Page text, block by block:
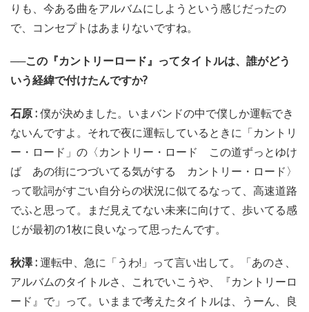
りも、今ある曲をアルバムにしようという感じだったの
で、コンセプトはあまりないですね。
──この『カントリーロード』ってタイトルは、誰がどう
いう経緯で付けたんですか?
石原 :僕が決めました。いまバンドの中で僕しか運転でき
ないんですよ。それで夜に運転しているときに「カントリ
ー・ロード」の〈カントリー・ロード この道ずっとゆけ
ば あの街につづいてる気がする カントリー・ロード〉
って歌詞がすごい自分らの状況に似てるなって、高速道路
でふと思って。まだ見えてない未来に向けて、歩いてる感
じが最初の1枚に良いなって思ったんです。
秋澤 :運転中、急に「うわ!」って言い出して。「あのさ、
アルバムのタイトルさ、これでいこうや、『カントリーロ
ード』で」って。いままで考えたタイトルは、うーん、良